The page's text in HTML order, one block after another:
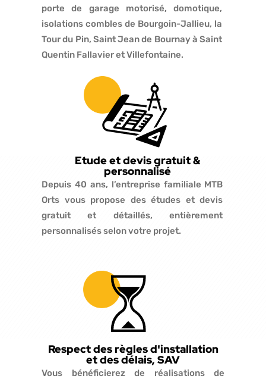
porte de garage motorisé, domotique,
isolations combles de Bourgoin-Jallieu, la
Tour du Pin, Saint Jean de Bournay à Saint
Quentin Fallavier et Villefontaine.
Etude et devis gratuit &
personnalisé
Depuis 40 ans, l’entreprise familiale MTB
Orts vous propose des études et devis
gratuit et détaillés, entièrement
personnalisés selon votre projet.
Respect des règles d'installation
et des délais, SAV
Vous bénéficierez de réalisations de